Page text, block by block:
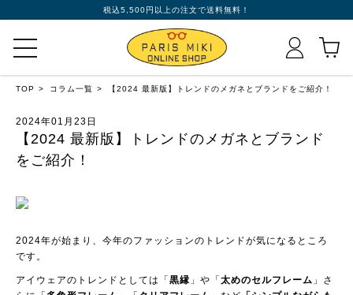
税込5,500円以上の注文で送料無料！
TOP コラム一覧 【2024 最新版】トレンドのメガネとブランドをご紹介！
2024年01月23日
【2024 最新版】トレンドのメガネとブランド
をご紹介！
2024年が始まり、今年のファッションのトレンドが気になるところ
です。
アイウェアのトレンドとしては「 黒縁 」や「 太めのセルフレーム 」さ